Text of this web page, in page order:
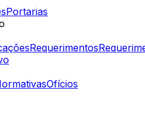
Portarias
Requerimentos
Ofícios